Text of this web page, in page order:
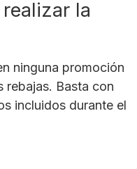
la
ninguna promoción
rebajas. Basta con
incluidos durante el